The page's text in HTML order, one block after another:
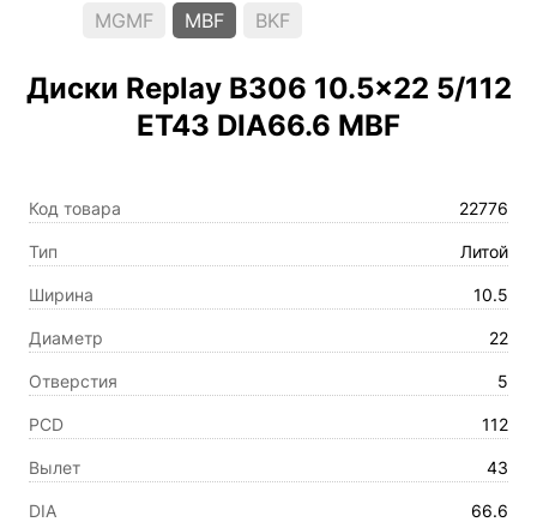
MGMF MBF BKF
Диски Replay B306 10.5×22 5/112
ET43 DIA66.6 MBF
Код товара 22776
Тип Литой
Ширина 10.5
Диаметр 22
Отверстия 5
PCD 112
Вылет 43
DIA 66.6